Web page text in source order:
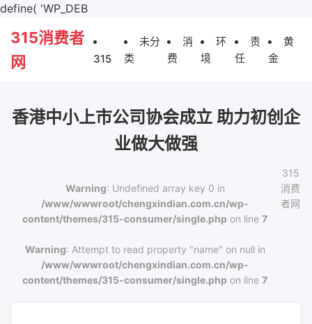
define( 'WP_DEB
315消费者
网
315
未分
类
消
费
环
境
责
任
黄
金
香港中小上市公司协会成立 助力初创企
业做大做强
Warning: Undefined array key 0 in
/www/wwwroot/chengxindian.com.cn/wp-
content/themes/315-consumer/single.php on line7
Warning: Attempt to read property "name" on null in
/www/wwwroot/chengxindian.com.cn/wp-
content/themes/315-consumer/single.php on line7
315
消费
者网